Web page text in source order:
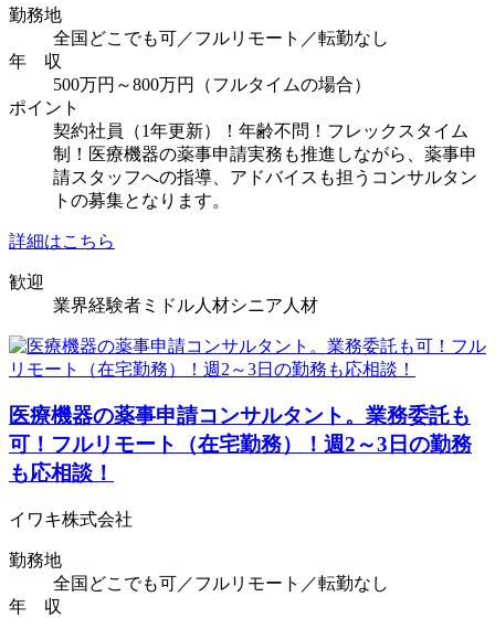
勤務地
全国どこでも可／フルリモート／転勤なし
年 収
500万円～800万円（フルタイムの場合）
ポイント
契約社員（1年更新）！年齢不問！フレックスタイム
制！医療機器の薬事申請実務も推進しながら、薬事申
請スタッフへの指導、アドバイスも担うコンサルタン
トの募集となります。
詳細はこちら
歓迎
業界経験者 ミドル人材シニア人材
医療機器の薬事申請コンサルタント。業務委託も
可！フルリモート（在宅勤務）！週2～3日の勤務
も応相談！
イワキ株式会社
勤務地
全国どこでも可／フルリモート／転勤なし
年 収